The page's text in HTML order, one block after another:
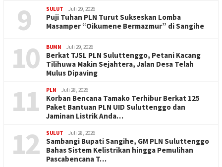
9 SULUT Juli 29, 2026
Puji Tuhan PLN Turut Sukseskan Lomba
Masamper “Oikumene Bermazmur” di Sangihe
10 BUMN Juli 29, 2026
Berkat TJSL PLN Suluttenggo, Petani Kacang
Tilihuwa Makin Sejahtera, Jalan Desa Telah
Mulus Dipaving
11 PLN Juli 28, 2026
Korban Bencana Tamako Terhibur Berkat 125
Paket Bantuan PLN UID Suluttenggo dan
Jaminan Listrik Anda…
12 SULUT Juli 28, 2026
Sambangi Bupati Sangihe, GM PLN Suluttenggo
Bahas Sistem Kelistrikan hingga Pemulihan
Pascabencana T…